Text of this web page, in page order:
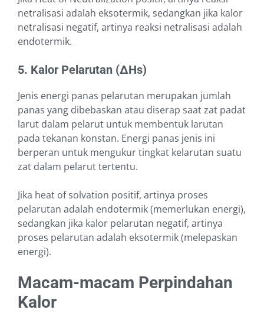
netralisasi adalah eksotermik, sedangkan jika kalor
netralisasi negatif, artinya reaksi netralisasi adalah
endotermik.
5. Kalor Pelarutan (∆Hs)
Jenis energi panas pelarutan merupakan jumlah
panas yang dibebaskan atau diserap saat zat padat
larut dalam pelarut untuk membentuk larutan
pada tekanan konstan. Energi panas jenis ini
berperan untuk mengukur tingkat kelarutan suatu
zat dalam pelarut tertentu.
Jika heat of solvation positif, artinya proses
pelarutan adalah endotermik (memerlukan energi),
sedangkan jika kalor pelarutan negatif, artinya
proses pelarutan adalah eksotermik (melepaskan
energi).
Macam-macam Perpindahan
Kalor